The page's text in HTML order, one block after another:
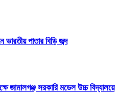
পাতার বিড়ি জব্দ
সরকারি মডেল উচ্চ বিদ্যালয়ে